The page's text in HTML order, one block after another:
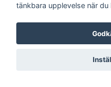
tänkbara upplevelse när